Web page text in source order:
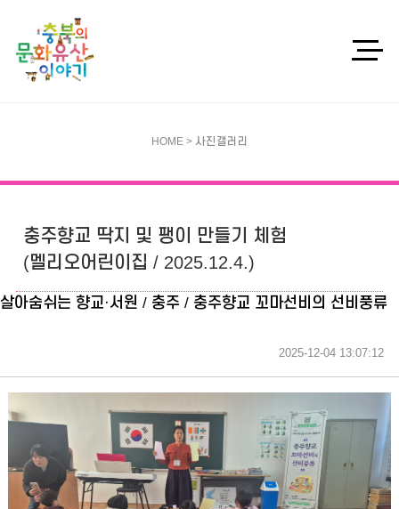
HOME > 사진갤러리
충주향교 딱지 및 팽이 만들기 체험
(멜리오어린이집 / 2025.12.4.)
살아숨쉬는 향교·서원 / 충주 / 충주향교 꼬마선비의 선비풍류
2025-12-04 13:07:12